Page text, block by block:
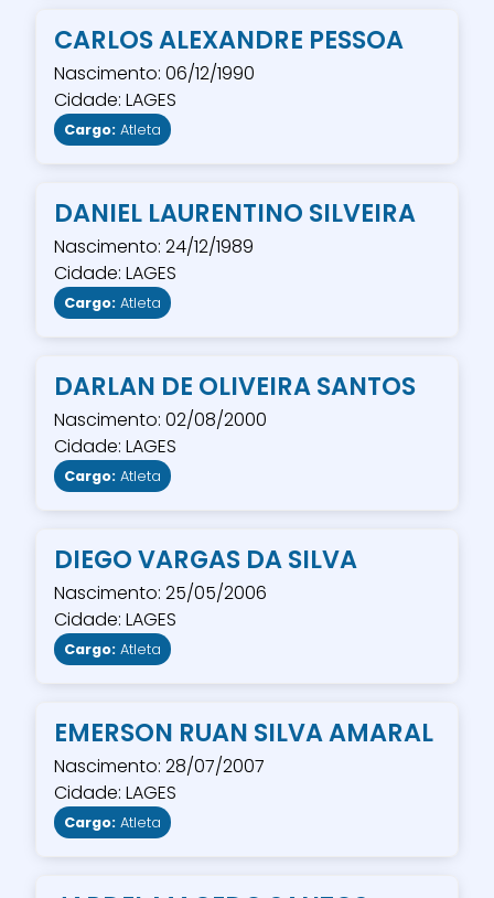
CARLOS ALEXANDRE PESSOA
Nascimento: 06/12/1990
Cidade: LAGES
Cargo: Atleta
DANIEL LAURENTINO SILVEIRA
Nascimento: 24/12/1989
Cidade: LAGES
Cargo: Atleta
DARLAN DE OLIVEIRA SANTOS
Nascimento: 02/08/2000
Cidade: LAGES
Cargo: Atleta
DIEGO VARGAS DA SILVA
Nascimento: 25/05/2006
Cidade: LAGES
Cargo: Atleta
EMERSON RUAN SILVA AMARAL
Nascimento: 28/07/2007
Cidade: LAGES
Cargo: Atleta